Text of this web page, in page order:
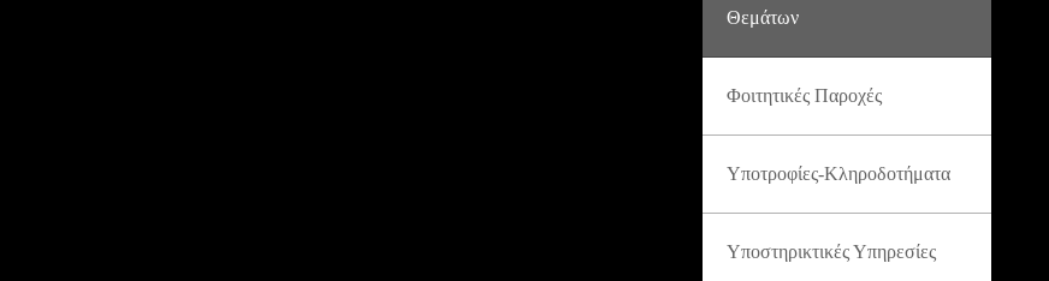
Θεμάτων
Φοιτητικές Παροχές
Υποτροφίες-Κληροδοτήματα
Υποστηρικτικές Υπηρεσίες